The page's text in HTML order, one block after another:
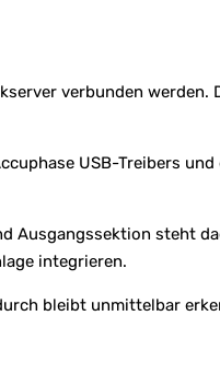
verbunden werden.
USB-Treibers
Ausgangssektion steht
integrieren.
bleibt unmittelbar